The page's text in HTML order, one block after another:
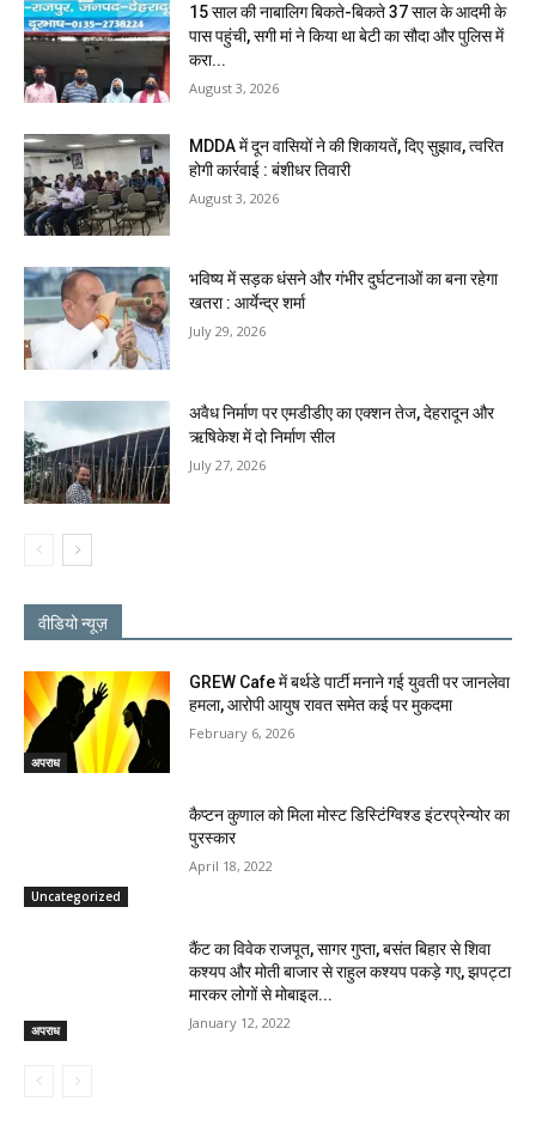
15 साल की नाबालिग बिकते-बिकते 37 साल के आदमी के
पास पहुंची, सगी मां ने किया था बेटी का सौदा और पुलिस में
करा...
August 3, 2026
MDDA में दून वासियों ने की शिकायतें, दिए सुझाव, त्वरित
होगी कार्रवाई : बंशीधर तिवारी
August 3, 2026
भविष्य में सड़क धंसने और गंभीर दुर्घटनाओं का बना रहेगा
खतरा : आर्येन्द्र शर्मा
July 29, 2026
अवैध निर्माण पर एमडीडीए का एक्शन तेज, देहरादून और
ऋषिकेश में दो निर्माण सील
July 27, 2026
वीडियो न्यूज़
अपराध
GREW Cafe में बर्थडे पार्टी मनाने गई युवती पर जानलेवा
हमला, आरोपी आयुष रावत समेत कई पर मुकदमा
February 6, 2026
Uncategorized
कैप्टन कुणाल को मिला मोस्ट डिस्टिंग्विश्ड इंटरप्रेन्योर का
पुरस्कार
April 18, 2022
अपराध
कैंट का विवेक राजपूत, सागर गुप्ता, बसंत बिहार से शिवा
कश्यप और मोती बाजार से राहुल कश्यप पकड़े गए, झपट्टा
मारकर लोगों से मोबाइल...
January 12, 2022